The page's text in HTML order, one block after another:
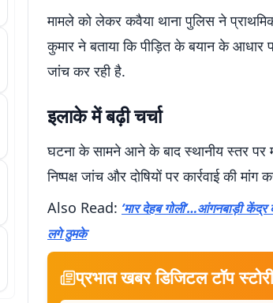
मामले को लेकर कवैया थाना पुलिस ने
कुमार ने बताया कि पीड़ित के बयान के
जांच कर रही है.
इलाके में बढ़ी चर्चा
घटना के सामने आने के बाद स्थानीय स्तर पर
निष्पक्ष जांच और दोषियों पर कार्रवाई की मांग
Also Read: ‘मार देहब गोली’…आंगनबाड़ीकेंद्र
लगे ठुमके
प्रभात खबर डिजिटल टॉप स्टोरी